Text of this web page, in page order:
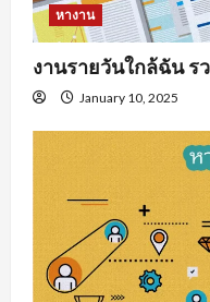
หางาน
งานรายวันใกล้ฉัน
January 10, 2025